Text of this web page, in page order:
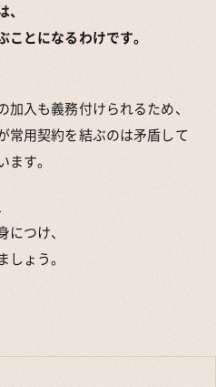
とになるわけです。
入も義務付けられるため、
常用契約を結ぶのは矛盾して
す。
つけ、
ょう。